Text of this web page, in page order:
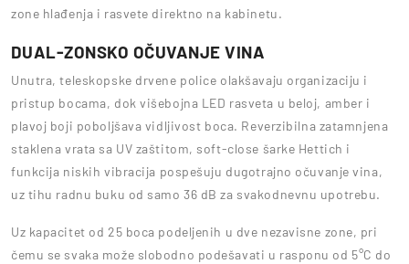
zone hlađenja i rasvete direktno na kabinetu.
DUAL-ZONSKO OČUVANJE VINA
Unutra, teleskopske drvene police olakšavaju organizaciju i
pristup bocama, dok višebojna LED rasveta u beloj, amber i
plavoj boji poboljšava vidljivost boca. Reverzibilna zatamnjena
staklena vrata sa UV zaštitom, soft-close šarke Hettich i
funkcija niskih vibracija pospešuju dugotrajno očuvanje vina,
uz tihu radnu buku od samo 36 dB za svakodnevnu upotrebu.
Uz kapacitet od 25 boca podeljenih u dve nezavisne zone, pri
čemu se svaka može slobodno podešavati u rasponu od 5°C do